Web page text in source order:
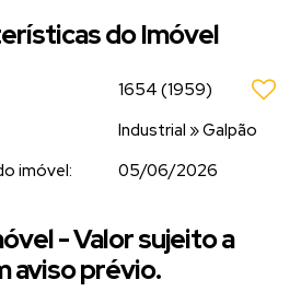
do Imóvel
1654 (1959)
Industrial »Galpão
imóvel:
05/06/2026
- Valor sujeito a
aviso prévio.